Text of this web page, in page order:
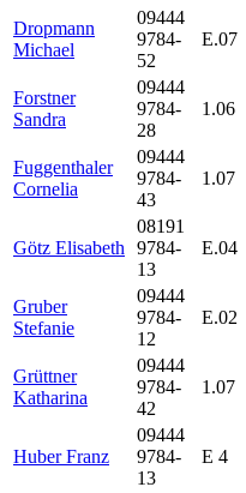
Dropmann
Michael
09444
9784-
52
E.07
Forstner
Sandra
09444
9784-
28
1.06
Fuggenthaler
Cornelia
09444
9784-
43
1.07
Götz Elisabeth
08191
9784-
13
E.04
Gruber
Stefanie
09444
9784-
12
E.02
Grüttner
Katharina
09444
9784-
42
1.07
Huber Franz
09444
9784-
13
E 4